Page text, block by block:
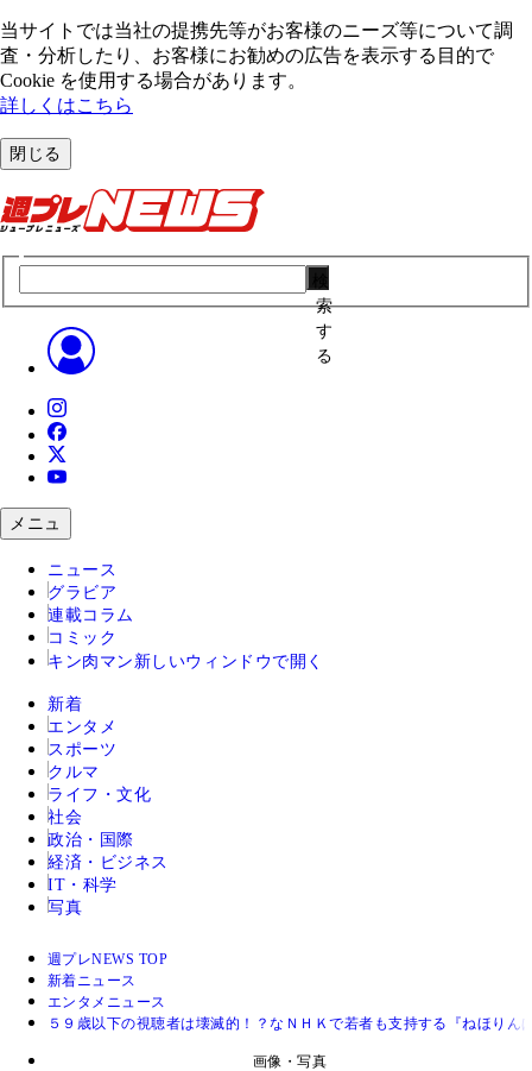
当サイトでは当社の提携先等がお客様のニーズ等について調
査・分析したり、お客様にお勧めの広告を表⽰する⽬的で
Cookie を使⽤する場合があります。
詳しくはこちら
閉じる
索
す
る
メニュ
ニュース
グラビア
連載コラム
コミック
キン肉マン 新しいウィンドウで開く
新着
エンタメ
スポーツ
クルマ
ライフ・文化
社会
政治・国際
経済・ビジネス
IT・科学
写真
週プレNEWS TOP
新着ニュース
エンタメニュース
５９歳以下の視聴者は壊滅的！？なＮＨＫで若者も支持する『ねほりん
画像・写真